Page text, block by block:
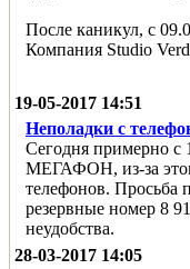
После каникул, с
Компания Studio
19-05-2017 14:51
Неполадки с
Сегодня примерно с
МЕГАФОН, из-за
телефонов. Просьба
резервные номер 8
неудобства.
28-03-2017 14:05